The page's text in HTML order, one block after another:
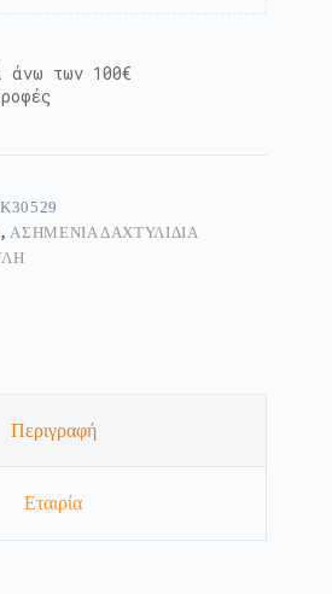
άνω των 100€
, ΑΣΗΜΈΝΙΑ ΔΑΧΤΥΛΊΔΙΑ
Περιγραφή
Εταιρία